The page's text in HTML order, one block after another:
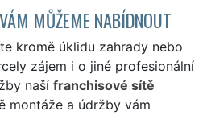
MŮŽEME NABÍDNOUT
kromě úklidu zahrady nebo
zájem i o jiné profesionální
naší franchisové sítě
montáže a údržby vám